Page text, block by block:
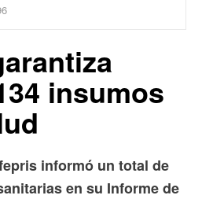
insumos
informó un total de
en su Informe de